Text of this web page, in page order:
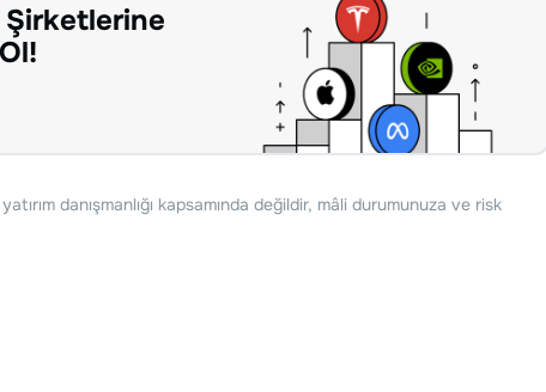
Şirketlerine
danışmanlığı kapsamında değildir, mâli durumunuza ve risk